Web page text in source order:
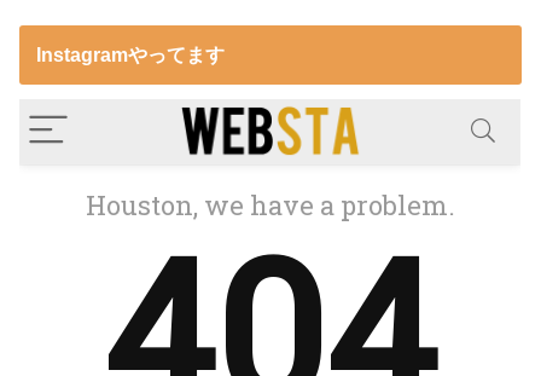
Instagramやってます